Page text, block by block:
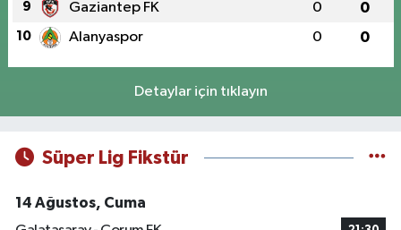
9 Gaziantep FK 0 0
10 Alanyaspor 0 0
Detaylar için tıklayın
Süper Lig Fikstür
14 Ağustos, Cuma